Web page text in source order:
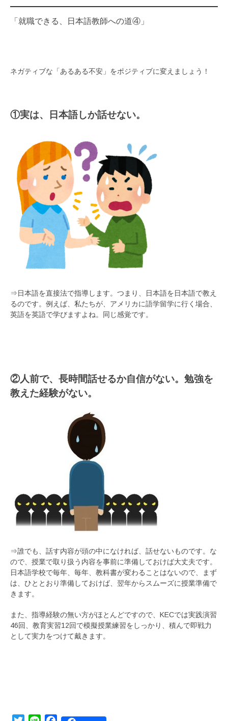
「就職できる、日本語教師への道④」
ネガティブな「あるある不安」をポジティブに変えましょう！
①実は、日本語しか話せない。
⇒日本語を直接法で指導します。つまり、日本語を日本語で教え
るのです。例えば、私たちが、アメリカに語学留学に行く場合、
英語を英語で学びますよね。同じ感覚です。
②人前で、長時間話せるか自信がない。勉強を
教えた経験がない。
⇒誰でも、話す内容が頭の中になければ、話せないものです。な
ので、授業で取り扱う内容を事前に準備しておけば大丈夫です。
日本語学校で毎年、毎年、教科書が変わることはないので、まず
は、ひととおり準備しておけば、翌年からスムーズに授業準備で
きます。
また、指導経験の無い方がほとんどですので、KECでは実践演習
46回、教育実習12回で模擬授業練習をしっかり、積んで即戦力
として実力をつけて戴きます。